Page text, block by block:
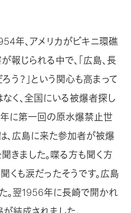
年、アメリカがビキニ環礁
じられる中で、「広島、長
う？」という関心も高まって
なく、全国にいる被爆者探し
年に第一回の原水爆禁止世
、広島に来た参加者が被爆
きました。喋る方も聞く方
くも涙だったそうです。広島
。翌1956年に長崎で開かれ